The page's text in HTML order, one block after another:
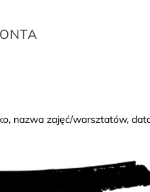
nazwa zajęć/warsztatów,